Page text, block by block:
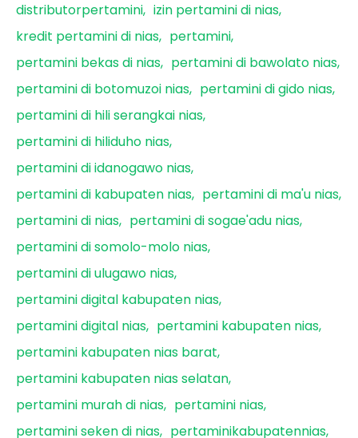
distributorpertamini izin pertamini di nias
kredit pertamini di nias
pertamini
pertamini bekas di nias
pertamini di bawolato nias
pertamini di botomuzoi nias
pertamini di gido nias
pertamini di hili serangkai nias
pertamini di hiliduho nias
pertamini di idanogawo nias
pertamini di kabupaten nias
pertamini di ma'u nias
pertamini di nias
pertamini di sogae'adu nias
pertamini di somolo-molo nias
pertamini di ulugawo nias
pertamini digital kabupaten nias
pertamini digital nias
pertamini kabupaten nias
pertamini kabupaten nias barat
pertamini kabupaten nias selatan
pertamini murah di nias
pertamini nias
pertamini seken di nias
pertaminikabupatennias